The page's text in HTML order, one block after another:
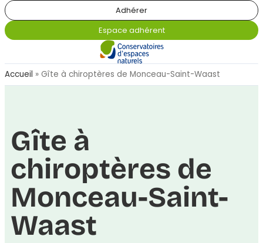
Adhérer
Espace adhérent
Accueil » Gîte à chiroptères de Monceau-Saint-Waast
Gîte à
chiroptères de
Monceau-Saint-
Waast